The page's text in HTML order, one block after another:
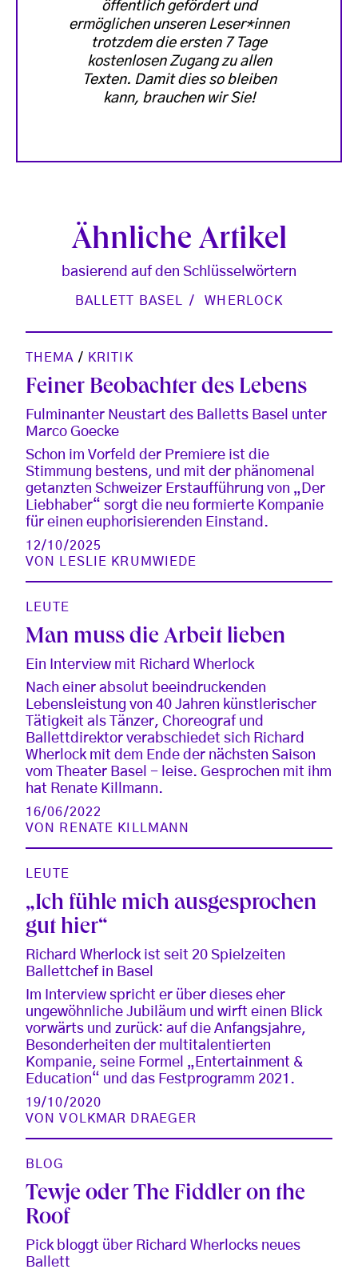
öffentlich gefördert und
ermöglichen unseren Leser*innen
trotzdem die ersten 7 Tage
kostenlosen Zugang zu allen
Texten. Damit dies so bleiben
kann, brauchen wir Sie!
Ähnliche Artikel
basierend auf den Schlüsselwörtern
BALLETT BASEL WHERLOCK
THEMA / KRITIK
Feiner Beobachter des Lebens
Fulminanter Neustart des Balletts Basel unter
Marco Goecke
Schon im Vorfeld der Premiere ist die
Stimmung bestens, und mit der phänomenal
getanzten Schweizer Erstaufführung von „Der
Liebhaber“ sorgt die neu formierte Kompanie
für einen euphorisierenden Einstand.
12/10/2025
VON
LESLIE KRUMWIEDE
LEUTE
Man muss die Arbeit lieben
Ein Interview mit Richard Wherlock
Nach einer absolut beeindruckenden
Lebensleistung von 40 Jahren künstlerischer
Tätigkeit als Tänzer, Choreograf und
Ballettdirektor verabschiedet sich Richard
Wherlock mit dem Ende der nächsten Saison
vom Theater Basel - leise. Gesprochen mit ihm
hat Renate Killmann.
16/06/2022
VON
RENATE KILLMANN
LEUTE
„Ich fühle mich ausgesprochen
gut hier“
Richard Wherlock ist seit 20 Spielzeiten
Ballettchef in Basel
Im Interview spricht er über dieses eher
ungewöhnliche Jubiläum und wirft einen Blick
vorwärts und zurück: auf die Anfangsjahre,
Besonderheiten der multitalentierten
Kompanie, seine Formel „Entertainment &
Education“ und das Festprogramm 2021.
19/10/2020
VONVOLKMAR DRAEGER
BLOG
Tewje oder The Fiddler on the
Roof
Pick bloggt über Richard Wherlocks neues
Ballett